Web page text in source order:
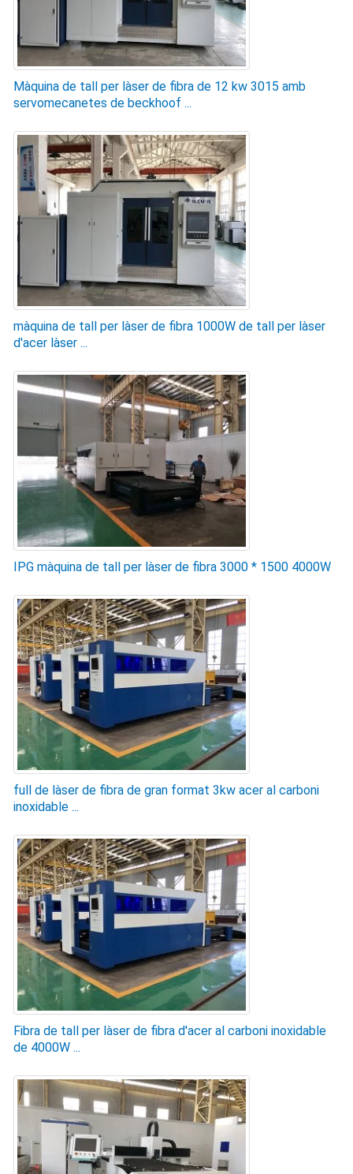
Màquina de tall per làser de fibra de 12 kw 3015 amb
servomecanetes de beckhoof ...
màquina de tall per làser de fibra 1000W de tall per làser
d'acer làser ...
IPG màquina de tall per làser de fibra 3000 * 1500 4000W
full de làser de fibra de gran format 3kw acer al carboni
inoxidable ...
Fibra de tall per làser de fibra d'acer al carboni inoxidable
de 4000W ...